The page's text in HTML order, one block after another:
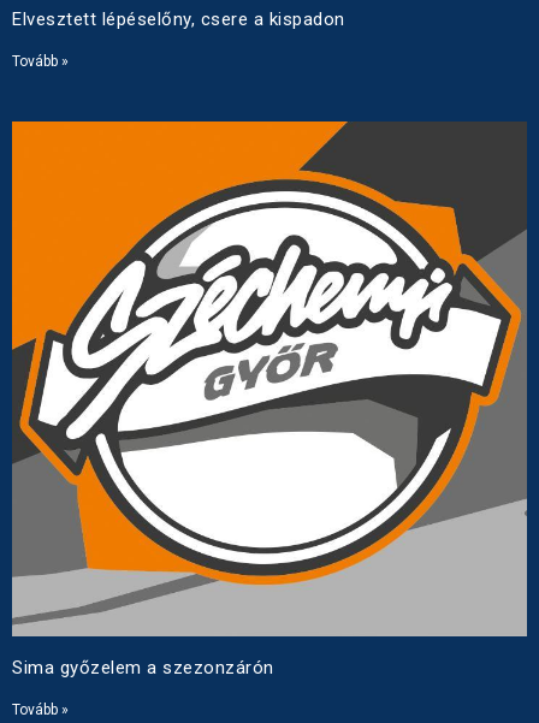
Elvesztett lépéselőny, csere a kispadon
Tovább »
Sima győzelem a szezonzárón
Tovább »